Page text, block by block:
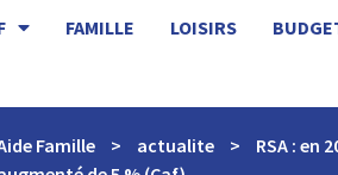
FAMILLE LOISIRS
Famille > actualite >
RSA : en